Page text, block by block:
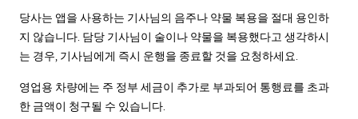
당사는 앱을 사용하는 기사님의 음주나 약물 복용을 절대 용인하
지 않습니다. 담당 기사님이 술이나 약물을 복용했다고 생각하시
는 경우, 기사님에게 즉시 운행을 종료할 것을 요청하세요.
영업용 차량에는 주 정부 세금이 추가로 부과되어 통행료를 초과
한 금액이 청구될 수 있습니다.